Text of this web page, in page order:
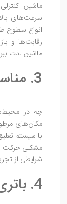
انواع سطوح
رقابت‌ها و
ماشین لذت
3. مناسب برای انواع زمین‌ها
چه در
با سیستم
مشکلی حرکت
شرایطی از
4. باتری با طول عمر بالا